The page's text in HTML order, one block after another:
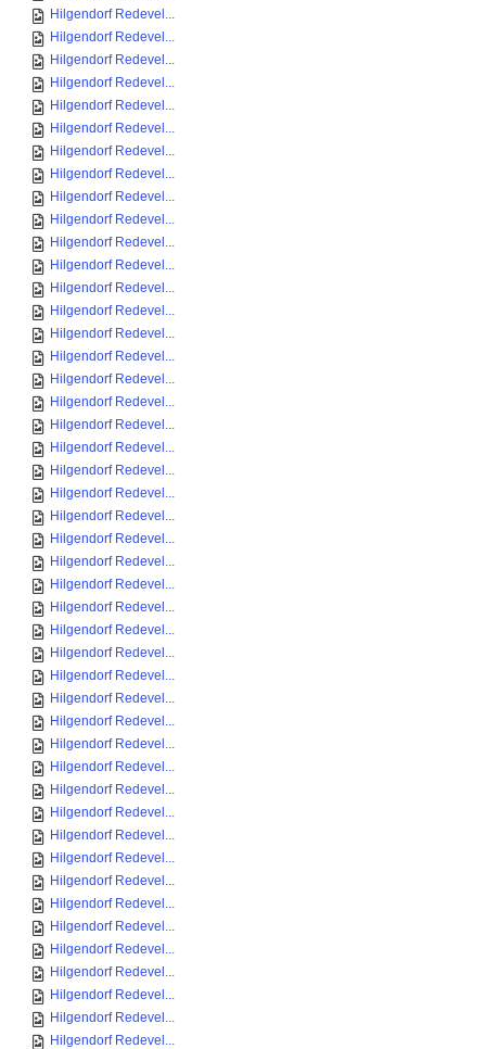
Hilgendorf Redevel...
Hilgendorf Redevel...
Hilgendorf Redevel...
Hilgendorf Redevel...
Hilgendorf Redevel...
Hilgendorf Redevel...
Hilgendorf Redevel...
Hilgendorf Redevel...
Hilgendorf Redevel...
Hilgendorf Redevel...
Hilgendorf Redevel...
Hilgendorf Redevel...
Hilgendorf Redevel...
Hilgendorf Redevel...
Hilgendorf Redevel...
Hilgendorf Redevel...
Hilgendorf Redevel...
Hilgendorf Redevel...
Hilgendorf Redevel...
Hilgendorf Redevel...
Hilgendorf Redevel...
Hilgendorf Redevel...
Hilgendorf Redevel...
Hilgendorf Redevel...
Hilgendorf Redevel...
Hilgendorf Redevel...
Hilgendorf Redevel...
Hilgendorf Redevel...
Hilgendorf Redevel...
Hilgendorf Redevel...
Hilgendorf Redevel...
Hilgendorf Redevel...
Hilgendorf Redevel...
Hilgendorf Redevel...
Hilgendorf Redevel...
Hilgendorf Redevel...
Hilgendorf Redevel...
Hilgendorf Redevel...
Hilgendorf Redevel...
Hilgendorf Redevel...
Hilgendorf Redevel...
Hilgendorf Redevel...
Hilgendorf Redevel...
Hilgendorf Redevel...
Hilgendorf Redevel...
Hilgendorf Redevel...